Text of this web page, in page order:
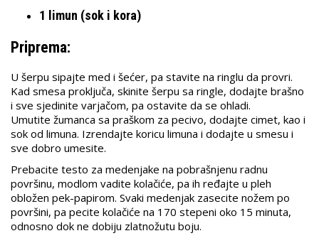
1 limun (sok i kora)
Priprema:
U šerpu sipajte med i šećer, pa stavite na ringlu da provri.
Kad smesa proključa, skinite šerpu sa ringle, dodajte brašno
i sve sjedinite varjačom, pa ostavite da se ohladi.
Umutite žumanca sa praškom za pecivo, dodajte cimet, kao i
sok od limuna. Izrendajte koricu limuna i dodajte u smesu i
sve dobro umesite.
Prebacite testo za medenjake na pobrašnjenu radnu
površinu, modlom vadite kolačiće, pa ih ređajte u pleh
obložen pek-papirom. Svaki medenjak zasecite nožem po
površini, pa pecite kolačiće na 170 stepeni oko 15 minuta,
odnosno dok ne dobiju zlatnožutu boju.